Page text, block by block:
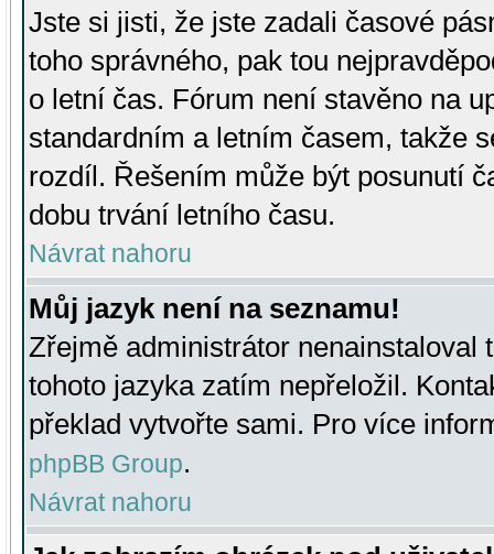
Jste si jisti, že jste zadali časové
toho správného, pak tou
o letní čas. Fórum není stavěno na
standardním a letním časem, takže
rozdíl. Řešením může být posunutí
dobu trvání letního času.
Návrat nahoru
Můj jazyk není na seznamu!
Zřejmě administrátor nenainstaloval
tohoto jazyka zatím nepřeložil.
překlad vytvořte sami. Pro více
phpBB Group.
Návrat nahoru